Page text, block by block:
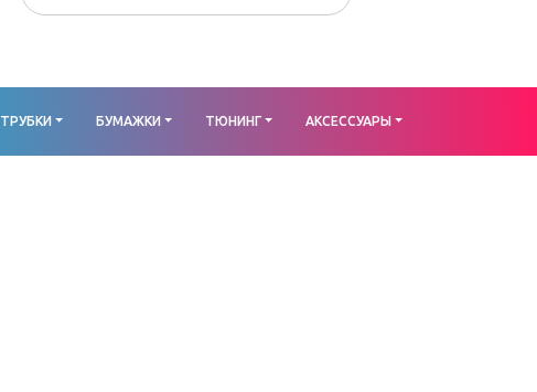
ТРУБКИ БУМАЖКИ ТЮНИНГ АКСЕССУАРЫ